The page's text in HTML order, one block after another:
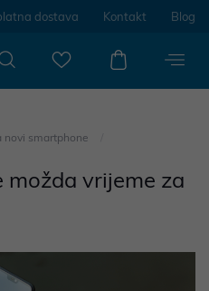
dostava Kontakt Blog
novi smartphone
možda vrijeme za